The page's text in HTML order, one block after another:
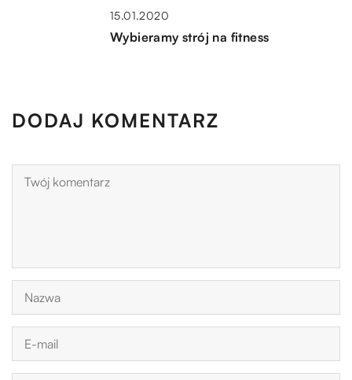
15.01.2020
Wybieramy strój na fitness
DODAJ KOMENTARZ